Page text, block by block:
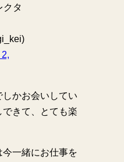
クタ
かお会いしてい
きて、とても楽
一緒にお仕事を